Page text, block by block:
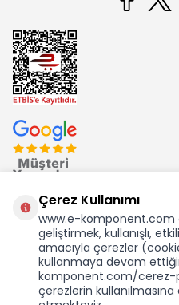
Ekom Elk. Elektronik San. ve
Çerez Kullanımı
www.e-komponent.com
geliştirmek, kullanışlı,
amacıyla çerezler
kullanmaya devam
komponent.com/cerez-
çerezlerin